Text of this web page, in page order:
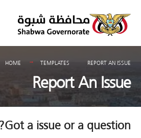
content
HOME TEMPLATES REPORT AN ISSUE
Report An Issue
Got a issue or a question?
for: